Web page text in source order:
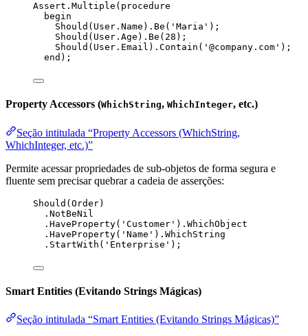
Assert .Multiple(procedure
begin
Should(User. Name ).Be( ' Maria ' );
Should(User.Age).Be( 28 );
Should(User.Email).Contain( ' @company.com ' );
end );
Property Accessors (WhichString, WhichInteger, etc.)
Seção intitulada “Property Accessors (WhichString,
WhichInteger, etc.)”
Permite acessar propriedades de sub-objetos de forma segura e
fluente sem precisar quebrar a cadeia de asserções:
Should(Order)
.NotBeNil
.HaveProperty( ' Customer ' ).WhichObject
.HaveProperty( ' Name ' ).WhichString
.StartWith( ' Enterprise ' );
Smart Entities (Evitando Strings Mágicas)
Seção intitulada “Smart Entities (Evitando Strings Mágicas)”